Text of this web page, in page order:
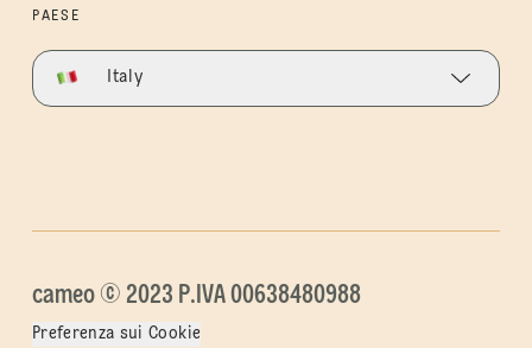
PAESE
Italy
cameo © 2023 P.IVA 00638480988
Preferenza sui Cookie